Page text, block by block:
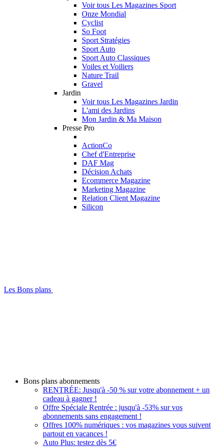
Voir tous Les Magazines Sport
Onze Mondial
Cyclist
So Foot
Sport Stratégies
Sport Auto
Sport Auto Classiques
Voiles et Voiliers
Nature Trail
Gravel
Jardin
Voir tous Les Magazines Jardin
L'ami des Jardins
Mon Jardin & Ma Maison
Presse Pro
ActionCo
Chef d'Entreprise
DAF Mag
Décision Achats
Ecommerce Magazine
Marketing Magazine
Relation Client Magazine
Silicon
Les Bons plans
Bons plans abonnements
RENTRÉE: Jusqu'à -50 % sur votre abonnement + un
cadeau à gagner !
Offre Spéciale Rentrée : jusqu'à -53% sur vos
abonnements sans engagement !
Offres 100% numériques : vos magazines vous suivent
partout en vacances !
Auto Plus: testez dès 5€